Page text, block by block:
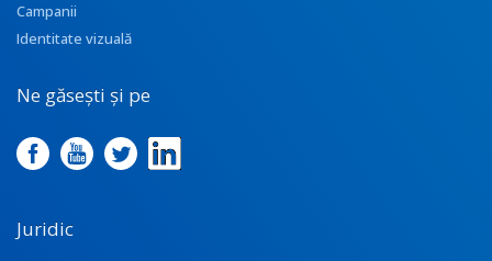
Campanii
Identitate vizuală
Ne găsești și pe
Juridic